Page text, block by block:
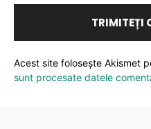
Acest site folosește Akismet
sunt procesate datele